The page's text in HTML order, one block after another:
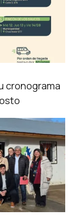
cronograma